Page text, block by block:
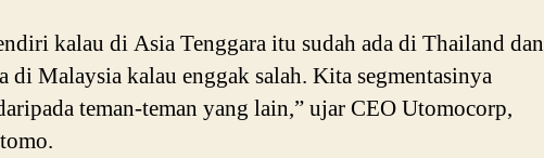
kalau di Asia Tenggara itu sudah ada di Thailand dan
di Malaysia kalau enggak salah. Kita segmentasinya
teman-teman yang lain,” ujar CEO Utomocorp,